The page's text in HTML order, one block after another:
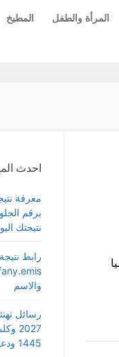
المرأة والطفل المطبخ
احدث
برقم
نتيجتك
والاسم
1445 ودعاء العام الجديد